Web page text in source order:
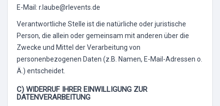
E-Mail: r.laube@rlevents.de
Verantwortliche Stelle ist die natürliche oder juristische
Person, die allein oder gemeinsam mit anderen über die
Zwecke und Mittel der Verarbeitung von
personenbezogenen Daten (z.B. Namen, E-Mail-Adressen o.
Ä.) entscheidet.
C) WIDERRUF IHRER EINWILLIGUNG ZUR
DATENVERARBEITUNG